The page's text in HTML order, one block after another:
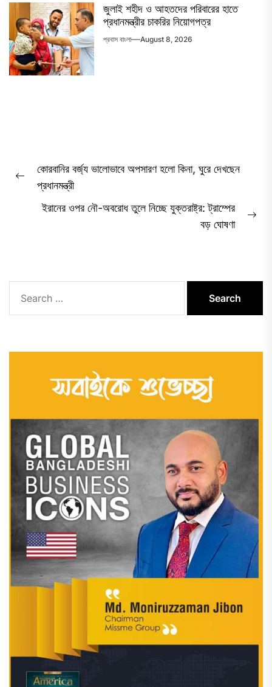
জুলাই শহীদ ও আহতদের পরিবারের হাতে
প্রধানমন্ত্রীর চাকরির নিয়োগপত্র
প্রবাস বাংলা August 8, 2026
Post
navigation
Previous
কোরবানির বর্জ্য ভালোভাবে অপসারণ হলো কিনা, ঘুরে দেখছেন
প্রধানমন্ত্রী
ইরানের ওপর নৌ-অবরোধ তুলে নিচ্ছে যুক্তরাষ্ট্র: ট্রাম্পের
বড় ঘোষণা
for: